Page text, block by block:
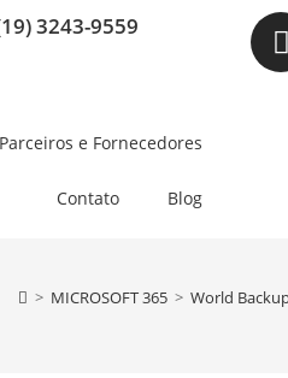
3243-9559
Parceiros e Fornecedores
Contato Blog
> MICROSOFT 365 > World